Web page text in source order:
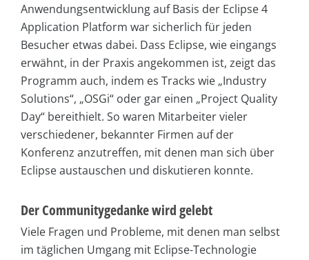
Anwendungsentwicklung auf Basis der Eclipse 4
Application Platform war sicherlich für jeden
Besucher etwas dabei. Dass Eclipse, wie eingangs
erwähnt, in der Praxis angekommen ist, zeigt das
Programm auch, indem es Tracks wie „Industry
Solutions“, „OSGi“ oder gar einen „Project Quality
Day“ bereithielt. So waren Mitarbeiter vieler
verschiedener, bekannter Firmen auf der
Konferenz anzutreffen, mit denen man sich über
Eclipse austauschen und diskutieren konnte.
Der Communitygedanke wird gelebt
Viele Fragen und Probleme, mit denen man selbst
im täglichen Umgang mit Eclipse-Technologie